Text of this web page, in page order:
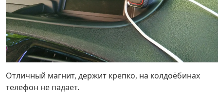
Отличный магнит, держит крепко, на колдоёбинах
телефон не падает.